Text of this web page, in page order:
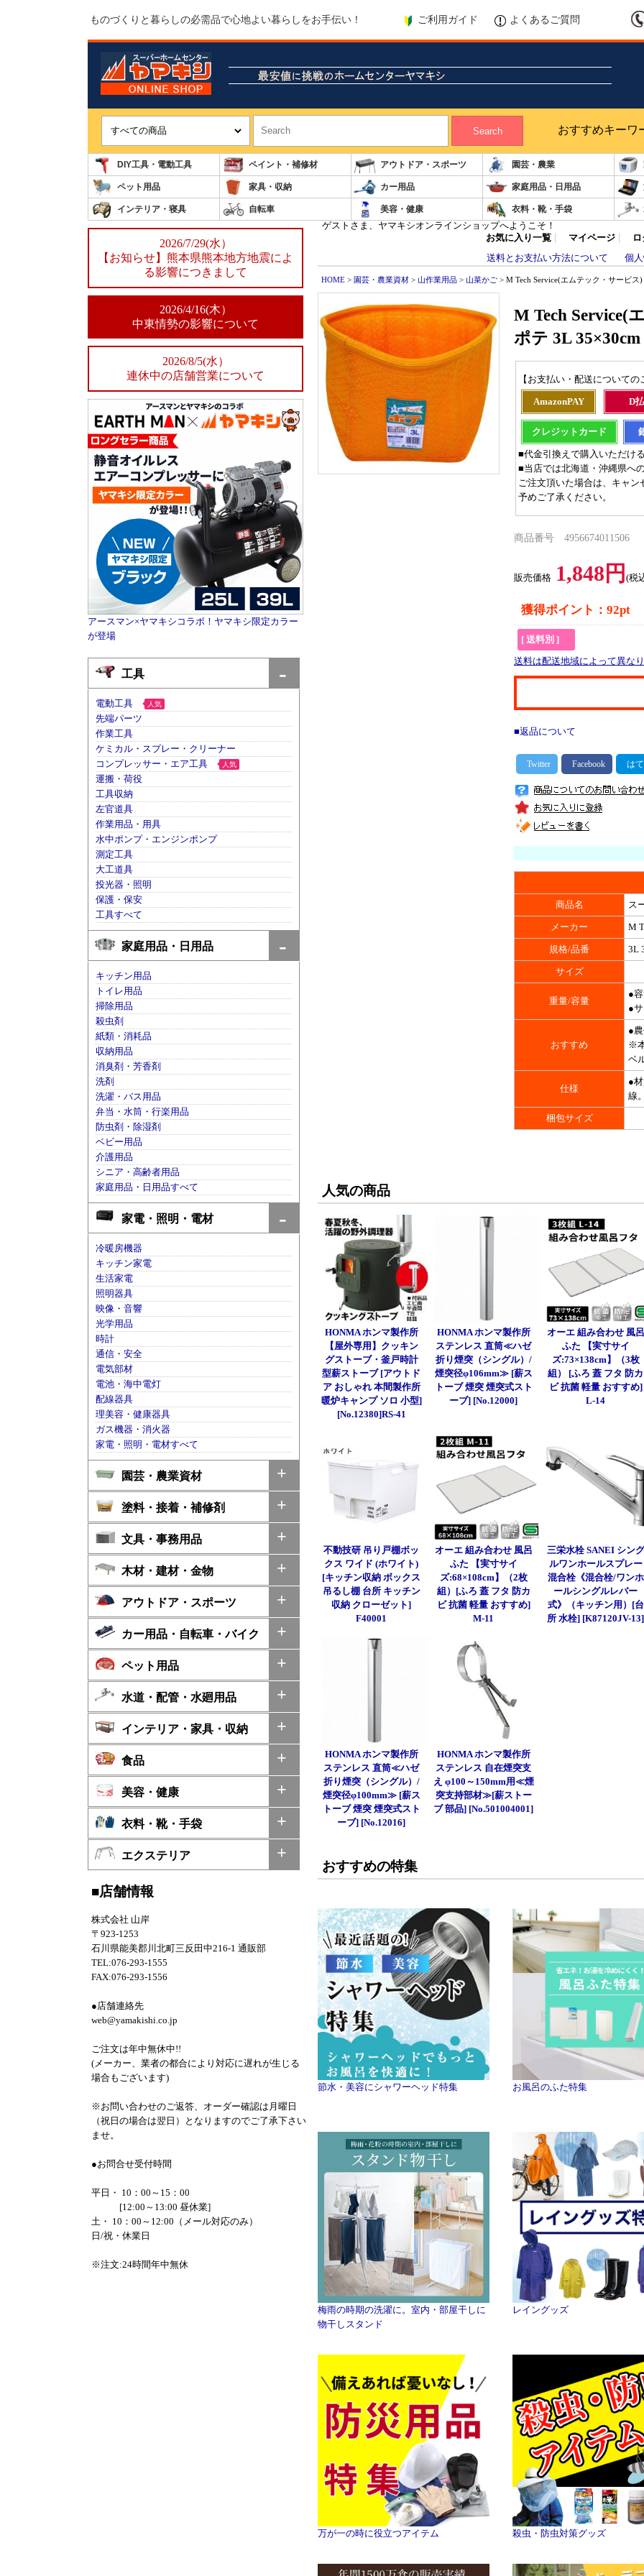
ものづくりと暮らしの必需品で心地よい暮らしをお手伝い！ ご利用ガイド よくあるご質問
Search おすすめキーワ
DIY工具・電動工具 ペイント・補修材 アウトドア・スポーツ 園芸・農業
ペット用品 家具・収納 カー用品 家庭用品・日用品
インテリア・寝具 自転車 美容・健康 衣料・靴・手袋
2026/7/29(水）
【お知らせ】熊本県熊本地方地震によ
る影響につきまして
2026/4/16(木）
中東情勢の影響について
2026/8/5(水）
連休中の店舗営業について
アースマン×ヤマキシコラボ！ヤマキシ限定カラー
が登場
工具
電動工具 人気
先端パーツ
作業工具
ケミカル・スプレー・クリーナー
コンプレッサー・エア工具
人気
運搬・荷役
工具収納
左官道具
作業用品・用具
水中ポンプ・エンジンポンプ
測定工具
大工道具
投光器・照明
保護・保安
工具すべて
家庭用品・日用品
キッチン用品
トイレ用品
掃除用品
殺虫剤
紙類・消耗品
収納用品
消臭剤・芳香剤
洗剤
洗濯・バス用品
弁当・水筒・行楽用品
防虫剤・除湿剤
ベビー用品
介護用品
シニア・高齢者用品
家庭用品・日用品すべて
家電・照明・電材
冷暖房機器
キッチン家電
生活家電
照明器具
映像・音響
光学用品
時計
通信・安全
電気部材
電池・海中電灯
配線器具
理美容・健康器具
ガス機器・消火器
家電・照明・電材すべて
園芸・農業資材
塗料・接着・補修剤
文具・事務用品
木材・建材・金物
アウトドア・スポーツ
カー用品・自転車・バイク
ペット用品
水道・配管・水廻用品
インテリア・家具・収納
食品
美容・健康
衣料・靴・手袋
エクステリア
■店舗情報
株式会社 山岸
〒923-1253
石川県能美郡川北町三反田中216-1 通販部
TEL:076-293-1555
FAX:076-293-1556
●店舗連絡先
web@yamakishi.co.jp
ご注文は年中無休中!!
(メーカー、業者の都合により対応に遅れが生じる
場合もございます)
※お問い合わせのご返答、オーダー確認は月曜日
（祝日の場合は翌日）となりますのでご了承下さい
ませ。
●お問合せ受付時間
平日・ 10：00～15：00
[12:00～13:00 昼休業]
土・ 10：00～12:00（メール対応のみ）
日/祝・休業日
※注文:24時間年中無休
ゲストさま、ヤマキシオンラインショップへようこそ！
お気に入り一覧
マイページ
送料とお支払い方法について
個
HOME > 園芸・農業資材 > 山作業用品 > 山菜かご > M Tech Service(エムテック・サービ
M Tech Service(
ポテ 3L 35×30cm
【お支払い・配送についての
AmazonPAY D
クレジットカード
■代金引換えで購入いただけ
■当店では北海道・沖縄県へ
ご注文頂いた場合は、キャン
予めご了承ください。
商品番号 4956674011506
販売価格 1,848円(税
獲得ポイント：92pt
[ 送料別 ]
送料は配送地域によって異な
■返品について
商品名 ス
メーカー M
規格/品番 3L
サイズ
重量/容量
●
●
おすすめ
●
※
ベ
仕様
●
線
梱包サイズ
人気の商品
HONMA ホンマ製作所
【屋外専用】クッキン
グストーブ・釜戸時計
型薪ストーブ [アウトド
ア おしゃれ 本間製作所
暖炉キャンプ ソロ 小型]
[No.12380]RS-41
HONMA ホンマ製作所
ステンレス 直筒≪ハゼ
折り煙突（シングル）/
煙突径φ106mm≫ [薪ス
トーブ 煙突 煙突式スト
ーブ] [No.12000]
オーエ 組み合わせ 風呂
ふた 【実寸サイ
ズ:73×138cm】（3枚
組） [ふろ 蓋 フタ 防カ
ビ 抗菌 軽量 おすすめ]
L-14
不動技研 吊り戸棚ボッ
クス ワイド (ホワイト)
[キッチン収納 ボックス
吊るし棚 台所 キッチン
収納 クローゼット]
F40001
オーエ 組み合わせ 風呂
ふた 【実寸サイ
ズ:68×108cm】（2枚
組）[ふろ 蓋 フタ 防カ
ビ 抗菌 軽量 おすすめ]
M-11
三栄水栓 SANEI シング
ルワンホールスプレー
混合栓《混合栓/ワンホ
ールシングルレバー
式》（キッチン用）[台
所 水栓] [K87120JV-13]
HONMA ホンマ製作所
ステンレス 直筒≪ハゼ
折り煙突（シングル）/
煙突径φ100mm≫ [薪ス
トーブ 煙突 煙突式スト
ーブ] [No.12016]
HONMA ホンマ製作所
ステンレス 自在煙突支
え φ100～150mm用≪煙
突支持部材≫[薪ストー
ブ 部品] [No.501004001]
おすすめの特集
節水・美容にシャワーヘッド特集 お風呂のふた特集
梅雨の時期の洗濯に。室内・部屋干しに
物干しスタンド
レイングッズ
万が一の時に役立つアイテム 殺虫・防虫対策グッズ